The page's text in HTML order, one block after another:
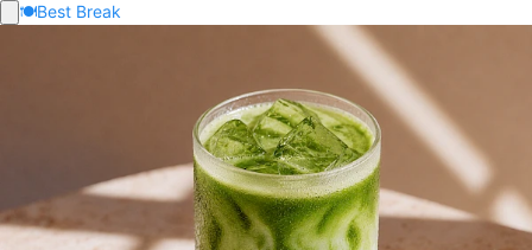
🍽️Best Break